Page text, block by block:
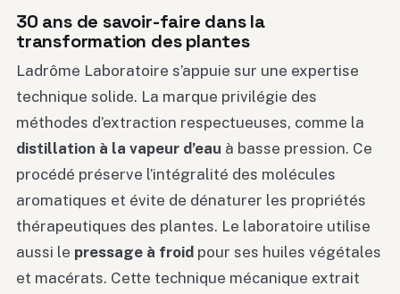
30 ans de savoir-faire dans la
transformation des plantes
Ladrôme Laboratoire s’appuie sur une expertise
technique solide. La marque privilégie des
méthodes d’extraction respectueuses, comme la
distillation à la vapeur d’eau à basse pression. Ce
procédé préserve l’intégralité des molécules
aromatiques et évite de dénaturer les propriétés
thérapeutiques des plantes. Le laboratoire utilise
aussi le pressage à froid pour ses huiles végétales
et macérats. Cette technique mécanique extrait